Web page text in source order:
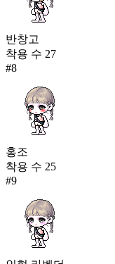
반창고
착용 수 27
#8
홍조
착용 수 25
#9